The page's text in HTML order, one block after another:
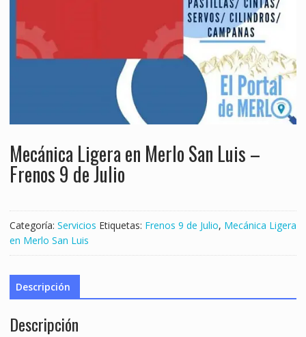
Mecánica Ligera en Merlo San Luis –
Frenos 9 de Julio
Categoría: Servicios Etiquetas: Frenos 9 de Julio, Mecánica Ligera
en Merlo San Luis
Descripción
Descripción